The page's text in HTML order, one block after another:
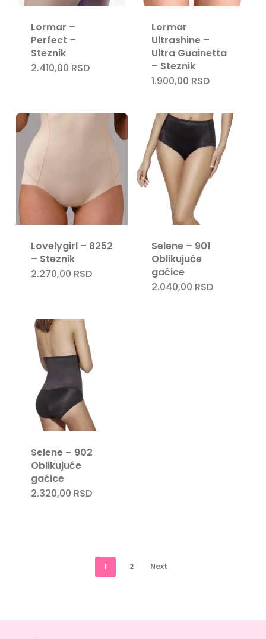
Nema proizvoda u korpi.
Lormar –
Perfect –
Steznik
2.410,00 RSD
Lormar
Ultrashine –
Ultra Guainetta
– Steznik
1.900,00 RSD
Lovelygirl – 8252
– Steznik
2.270,00 RSD
Selene – 901
Oblikujuće
gaćice
2.040,00 RSD
Selene – 902
Oblikujuće
gaćice
2.320,00 RSD
1 2 Next